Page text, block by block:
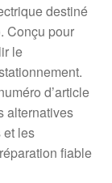
destiné
Conçu pour
le
d’article
alternatives
et les
fiable